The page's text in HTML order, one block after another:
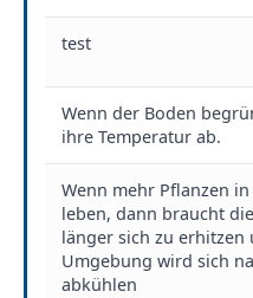
test
Wenn der Boden
ihre Temperatur ab.
Wenn mehr Pflanzen
leben, dann braucht
länger sich zu erhitzen
Umgebung wird sich
abkühlen